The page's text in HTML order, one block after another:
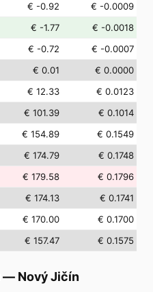
€ -0.92
€ -0.0009
€ -1.77
€ -0.0018
€ -0.72
€ -0.0007
€ 0.01
€ 0.0000
€ 12.33
€ 0.0123
€ 101.39
€ 0.1014
€ 154.89
€ 0.1549
€ 174.79
€ 0.1748
€ 179.58
€ 0.1796
€ 174.13
€ 0.1741
€ 170.00
€ 0.1700
€ 157.47 € 0.1575
— Nový Jičín